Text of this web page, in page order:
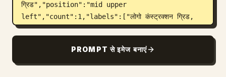
ग्रिड","position":"mid upper
left","count":1,"labels":["लोगो कंस्ट्रक्शन ग्रिड,
1.618:1 अनुपात के साथ"]},{"title":"कॉन्सेप्ट
center","count":4,"labels":["कुत्ते का सिर और अक्षरों
का स्केच","आउटलाइन रिफाइनमेंट","इंटरमीडिएट कंबाइंड
PROMPT से इमेज बनाएं